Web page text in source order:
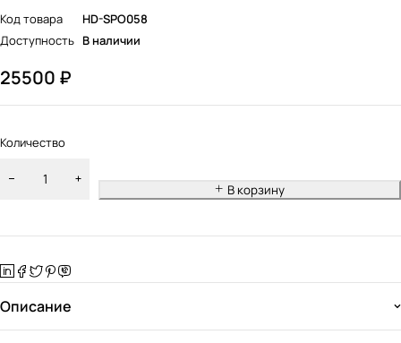
Код товара
HD-SPO058
Доступность В наличии
25500 ₽
Количество
В корзину
Описание